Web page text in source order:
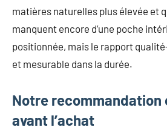
matières naturelles plus élevée et
manquent encore d’une poche
positionnée, mais le rapport
et mesurable dans la durée.
Notre recommandation
avant l’achat